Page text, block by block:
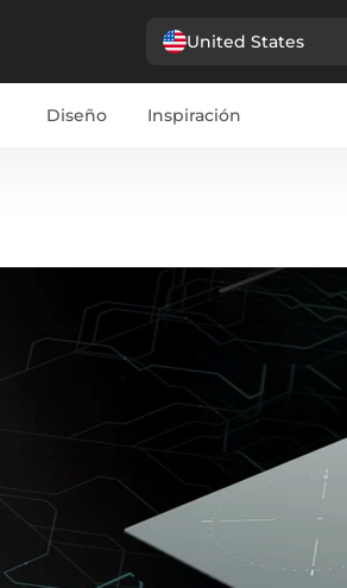
United States
Diseño Inspiración